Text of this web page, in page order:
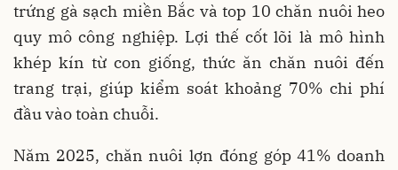
trứng gà sạch miền Bắc và top 10 chăn nuôi heo
quy mô công nghiệp. Lợi thế cốt lõi là mô hình
khép kín từ con giống, thức ăn chăn nuôi đến
trang trại, giúp kiểm soát khoảng 70% chi phí
đầu vào toàn chuỗi.
Năm 2025, chăn nuôi lợn đóng góp 41% doanh